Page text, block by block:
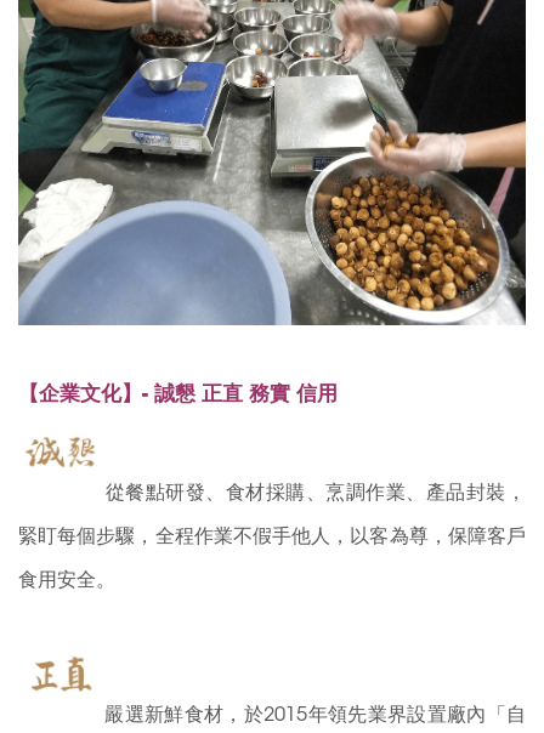
【企業文化】- 誠懇 正直 務實 信用
從餐點研發、食材採購、烹調作業、產品封裝，
緊盯每個步驟，全程作業不假手他人，以客為尊，保障客戶
食用安全。
嚴選新鮮食材，於2015年領先業界設置廠內「自